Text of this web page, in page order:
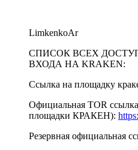
LimkenkoAr
СПИСОК ВСЕХ
ВХОДА НА KRAKEN:
Ссылка на площадку
Официальная TOR
площадки КРАКЕН):
Резервная официальная